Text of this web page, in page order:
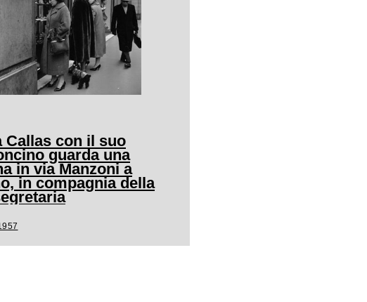
Callas con il suo
guarda una
in via Manzoni a
in compagnia della